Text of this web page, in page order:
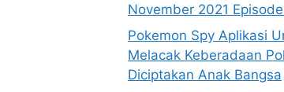
November 2021
Pokemon Spy Aplikasi
Melacak Keberadaan
Diciptakan Anak Bangsa